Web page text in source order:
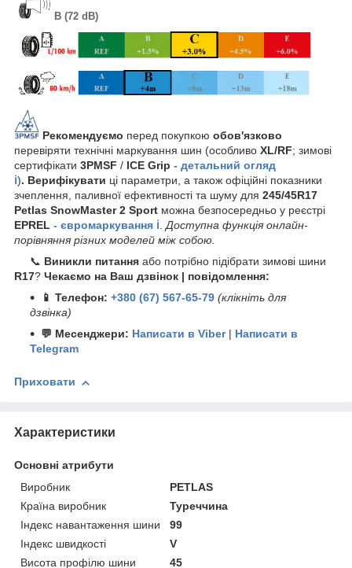
B (72 dB)
Рекомендуємо перед покупкою обов'язково
перевіряти технічні маркування шин (особливо XL/RF; зимові
сертифікати 3PMSF / ICE Grip - детальний огляд
ℹ️). Верифікувати ці параметри, а також офіційні показники
зчеплення, паливної ефективності та шуму для 245/45R17
Petlas SnowMaster 2 Sport можна безпосередньо у реєстрі
EPREL - євромаркування ℹ️.Доступна функція онлайн-
порівняння різних моделей між собою.
📞 Виникли питання або потрібно підібрати зимові шини
R17? Чекаємо на Ваш дзвінок | повідомлення:
📱 Телефон: +380 (67) 567-65-79 (клікніть для
дзвінка)
💬 Месенджери: Написати в Viber| Написати в
Telegram
Приховати
Характеристики
Основні атрибути
Виробник
PETLAS
Країна виробник
Туреччина
Індекс навантаження шини
99
Індекс швидкості
V
Висота профілю шини
45